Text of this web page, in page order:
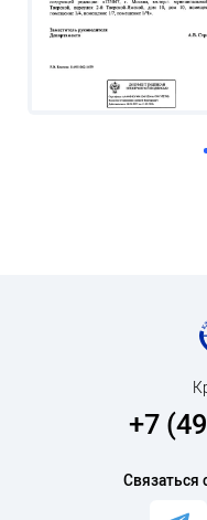
+7
Связаться